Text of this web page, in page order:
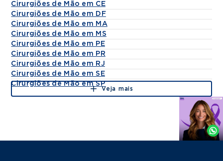
Cirurgiões de Mão em CE
Cirurgiões de Mão em DF
Cirurgiões de Mão em MA
Cirurgiões de Mão em MS
Cirurgiões de Mão em PE
Cirurgiões de Mão em PR
Cirurgiões de Mão em RJ
Cirurgiões de Mão em SE
Cirurgiões de Mão em SP
Veja mais
Agende
Whatsapp